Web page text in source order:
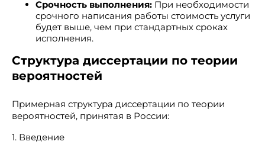
Срочность выполнения: При необходимости
срочного написания работы стоимость услуги
будет выше, чем при стандартных сроках
исполнения.
Структура диссертации по теории
вероятностей
Примерная структура диссертации по теории
вероятностей, принятая в России:
1. Введение